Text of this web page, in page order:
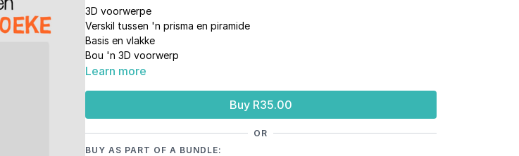
3D voorwerpe
Verskil tussen 'n prisma en piramide
Basis en vlakke
Bou 'n 3D voorwerp
Learn more
Buy R35.00
OR
BUY AS PART OF A BUNDLE: